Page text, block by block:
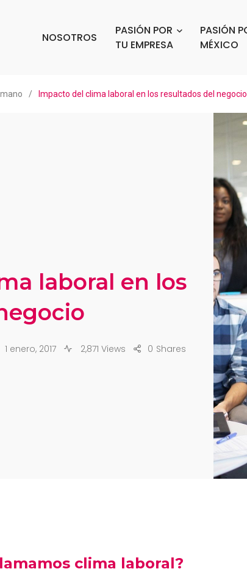
NOSOTROS
PASIÓN POR
TU EMPRESA
PASIÓN
MÉXICO
/ Impacto del clima laboral en los resultados del negocio
laboral en los
1 enero, 2017 2,871 Views Shares
0
clima laboral?